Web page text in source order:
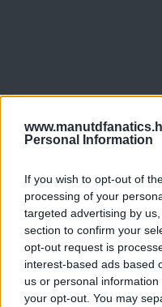
Personal Information
If you wish to opt-out of
processing of your
targeted advertising by
section to confirm your
opt-out request is
interest-based ads based
us or personal
your opt-out. You may